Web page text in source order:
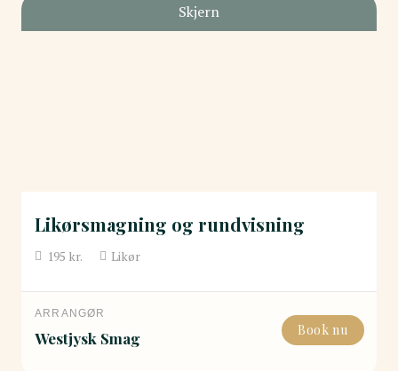
Skjern
Likørsmagning og rundvisning
195 kr. Likør
ARRANGØR
Westjysk Smag Book nu